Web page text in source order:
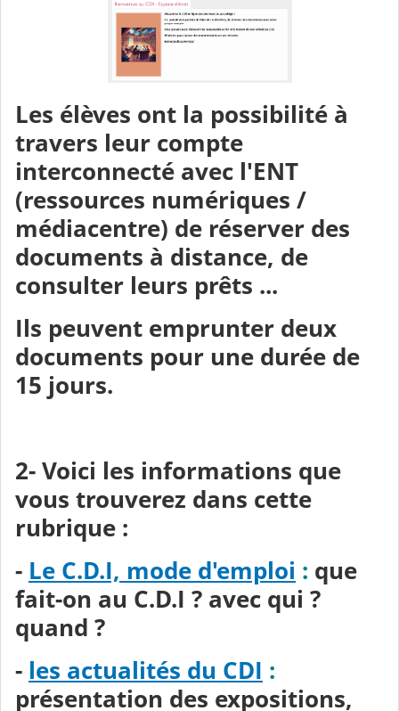
Les élèves ont la possibilité à
travers leur compte
interconnecté avec l'ENT
(ressources numériques /
médiacentre) de réserver des
documents à distance, de
consulter leurs prêts ...
Ils peuvent emprunter deux
documents pour une durée de
15 jours.
2- Voici les informations que
vous trouverez dans cette
rubrique :
- Le C.D.I, mode d'emploi : que
fait-on au C.D.I ? avec qui ?
quand ?
- les actualités du CDI :
présentation des expositions,